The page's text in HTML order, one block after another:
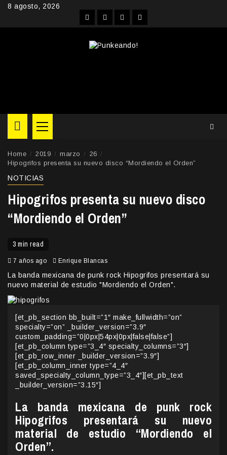
Skip8 agosto, 2026
FacebookInstagram
YouTubeTwitter
Primary
Menu
Home 2019 marzo
26
Hipogrifos presenta su nuevo disco “Mordiendo el Orden”
NOTICIAS
Hipogrifos presenta su nuevo disco
“Mordiendo el Orden”
3 min read
7 años ago Enrique Blancas
La banda mexicana de punk rock Hipogrifos presentará su
nuevo material de estudio "Mordiendo el Orden".
[et_pb_section bb_built=”1″ make_fullwidth=”on”
specialty=”on” _builder_version=”3.9″
custom_padding=”0|0px|54px|0px|false|false”]
[et_pb_column type=”3_4″ specialty_columns=”3″]
[et_pb_row_inner _builder_version=”3.9″]
[et_pb_column_inner type=”4_4″
saved_specialty_column_type=”3_4″][et_pb_text
_builder_version=”3.15″]
La banda mexicana de punk rock
Hipogrifos presentará su nuevo
material de estudio “Mordiendo el
Orden”.